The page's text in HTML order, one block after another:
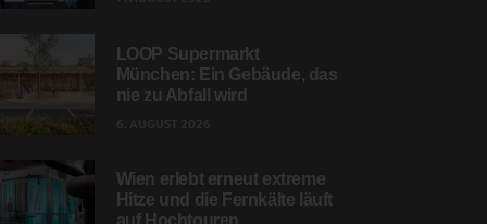
LOOP Supermarkt
München: Ein Gebäude, das
nie zu Abfall wird
Wien erlebt erneut extreme
Hitze und die Fernkälte läuft
auf Hochtouren